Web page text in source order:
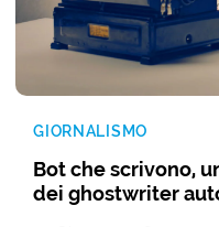
GIORNALISMO
Bot che scrivono,
dei ghostwriter